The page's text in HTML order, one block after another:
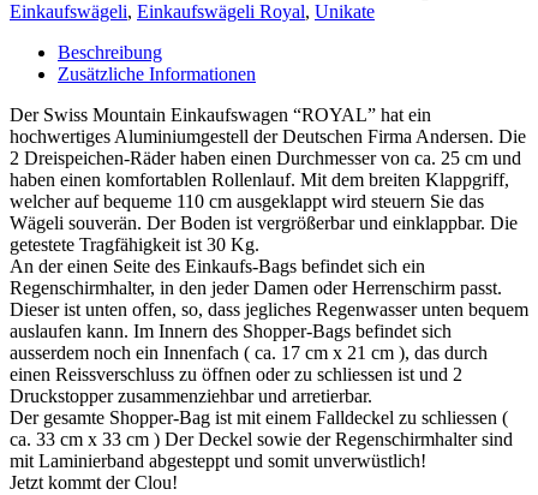
Einkaufswägeli, Einkaufswägeli Royal, Unikate
Beschreibung
Zusätzliche Informationen
Der Swiss Mountain Einkaufswagen “ROYAL” hat ein
hochwertiges Aluminiumgestell der Deutschen Firma Andersen. Die
2 Dreispeichen-Räder haben einen Durchmesser von ca. 25 cm und
haben einen komfortablen Rollenlauf. Mit dem breiten Klappgriff,
welcher auf bequeme 110 cm ausgeklappt wird steuern Sie das
Wägeli souverän. Der Boden ist vergrößerbar und einklappbar. Die
getestete Tragfähigkeit ist 30 Kg.
An der einen Seite des Einkaufs-Bags befindet sich ein
Regenschirmhalter, in den jeder Damen oder Herrenschirm passt.
Dieser ist unten offen, so, dass jegliches Regenwasser unten bequem
auslaufen kann. Im Innern des Shopper-Bags befindet sich
ausserdem noch ein Innenfach ( ca. 17 cm x 21 cm ), das durch
einen Reissverschluss zu öffnen oder zu schliessen ist und 2
Druckstopper zusammenziehbar und arretierbar.
Der gesamte Shopper-Bag ist mit einem Falldeckel zu schliessen (
ca. 33 cm x 33 cm ) Der Deckel sowie der Regenschirmhalter sind
mit Laminierband abgesteppt und somit unverwüstlich!
Jetzt kommt der Clou!